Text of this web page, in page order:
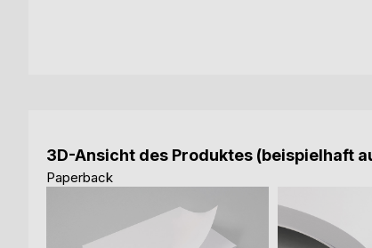
3D-Ansicht des Produktes (beispielhaft
Paperback